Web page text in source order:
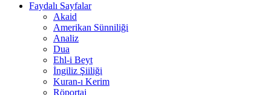
Faydalı Sayfalar
Akaid
Amerikan Sünniliği
Analiz
Dua
Ehl-i Beyt
İngiliz Şiiliği
Kuran-ı Kerim
Röportaj